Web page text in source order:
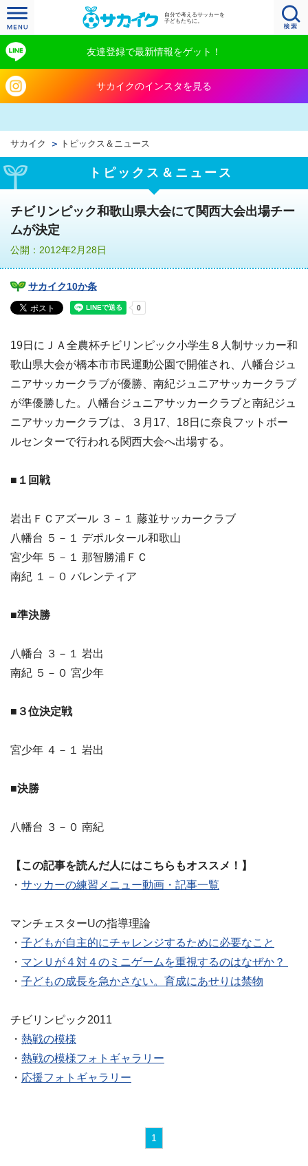
自分で考えるサッカーを
子どもたちに。
友達登録で最新情報をゲット！
サカイクのインスタを見る
サカイク トピックス＆ニュース
トピックス＆ニュース
チビリンピック和歌山県大会にて関西大会出場チー
ムが決定
公開：2012年2月28日
サカイク10か条
19日にＪＡ全農杯チビリンピック小学生８人制サッカー和
歌山県大会が橋本市市民運動公園で開催され、八幡台ジュ
ニアサッカークラブが優勝、南紀ジュニアサッカークラブ
が準優勝した。八幡台ジュニアサッカークラブと南紀ジュ
ニアサッカークラブは、３月17、18日に奈良フットボー
ルセンターで行われる関西大会へ出場する。
■１回戦
岩出ＦＣアズール ３－１ 藤並サッカークラブ
八幡台 ５－１ デポルタール和歌山
宮少年 ５－１ 那智勝浦ＦＣ
南紀 １－０ バレンティア
■準決勝
八幡台 ３－１ 岩出
南紀 ５－０ 宮少年
■３位決定戦
宮少年 ４－１ 岩出
■決勝
八幡台 ３－０ 南紀
【この記事を読んだ人にはこちらもオススメ！】
・ サッカーの練習メニュー動画・記事一覧
マンチェスターUの指導理論
・ 子どもが自主的にチャレンジするために必要なこと
・ マンＵが４対４のミニゲームを重視するのはなぜか？
・ 子どもの成長を急かさない。育成にあせりは禁物
チビリンピック2011
・ 熱戦の模様
・ 熱戦の模様フォトギャラリー
・ 応援フォトギャラリー
1